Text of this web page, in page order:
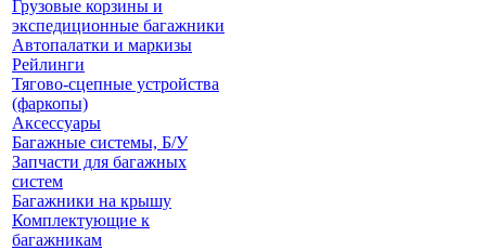
Грузовые корзины и
экспедиционные багажники
Автопалатки и маркизы
Рейлинги
Тягово-сцепные устройства
(фаркопы)
Аксессуары
Багажные системы, Б/У
Запчасти для багажных
систем
Багажники на крышу
Комплектующие к
багажникам